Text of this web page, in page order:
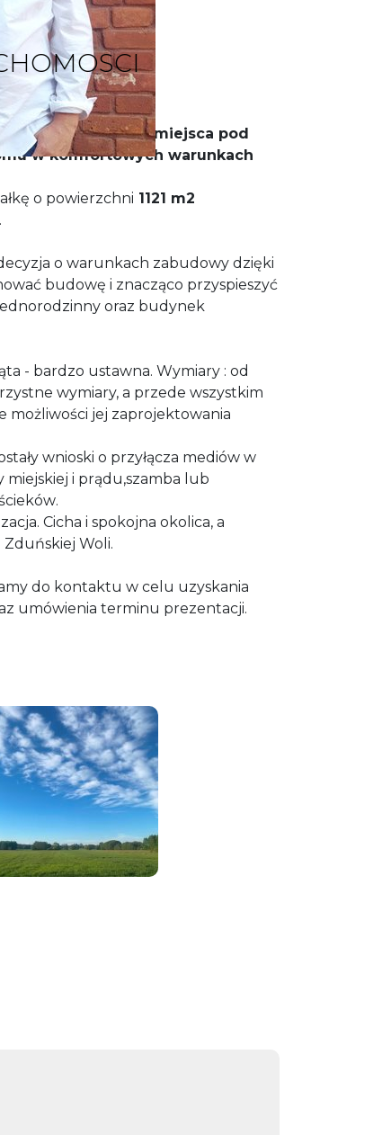
osób szukających miejsca pod
w komfortowych warunkach
o powierzchni 1121 m2
decyzja o warunkach zabudowy dzięki
budowę i znacząco przyspieszyć
oraz budynek
- bardzo ustawna. Wymiary : od
wymiary, a przede wszystkim
możliwości jej zaprojektowania
wnioski o przyłącza mediów w
i prądu,szamba lub
.
Cicha i spokojna okolica, a
Zduńskiej Woli.
do kontaktu w celu uzyskania
umówienia terminu prezentacji.